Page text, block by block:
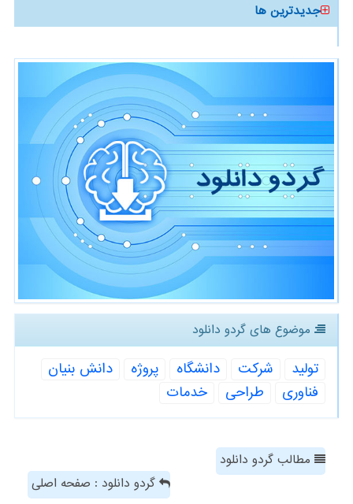
جدیدترین ها
موضوع های گردو دانلود
تولید شركت دانشگاه پروژه
دانش بنیان
فناوری
طراحی خدمات
مطالب گردو دانلود
گردو دانلود : صفحه اصلی